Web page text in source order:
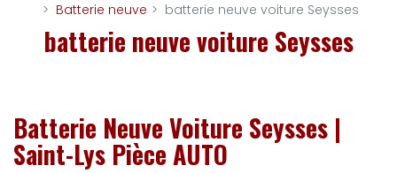
Batterie neuve
batterie neuve voiture Seysses
batterie neuve voiture Seysses
Batterie Neuve Voiture Seysses |
Saint-Lys Pièce AUTO